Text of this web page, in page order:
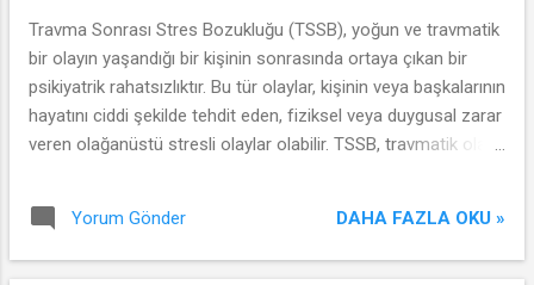
terapi türü, bireylerin duygusal deneyimlerini
paylaşmalarına, destek vermelerine ve
birbirlerinden öğrenmelerine olanak tanır.
Uyuşturucu Bağımlılığında Grup Terapisi
Uyuşturucu bağımlılığı, fiziksel, duygusal ve
sorunlarla başa çıkmak ve bağımlılığı yenmek
Travma Sonrası Stres Bozukluğu (TSSB), yoğun ve travmatik
bir olayın yaşandığı bir kişinin sonrasında ortaya çıkan bir
psikiyatrik rahatsızlıktır. Bu tür olaylar, kişinin veya başkalarının
hayatını ciddi şekilde tehdit eden, fiziksel veya duygusal zarar
veren olağanüstü stresli olaylar olabilir. TSSB, travmatik olaya
olayın şiddeti ve kişisel direnç düzeyi gibi faktörler, TSSB
riskini artırabilir. Bu makalede, Travma Sonrası Stres
Bozukluğu'nun tanımı, belirtileri ve tedavisi ele alınacaktır.
Yorum Gönder DAHA FAZLA OKU »